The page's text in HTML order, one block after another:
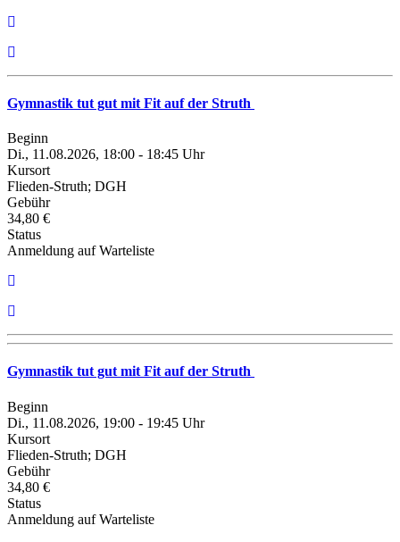
Gymnastik tut gut mit Fit auf der Struth
Beginn
Di., 11.08.2026, 18:00 - 18:45 Uhr
Kursort
Flieden-Struth; DGH
Gebühr
34,80 €
Status
Anmeldung auf Warteliste
Gymnastik tut gut mit Fit auf der Struth
Beginn
Di., 11.08.2026, 19:00 - 19:45 Uhr
Kursort
Flieden-Struth; DGH
Gebühr
34,80 €
Status
Anmeldung auf Warteliste